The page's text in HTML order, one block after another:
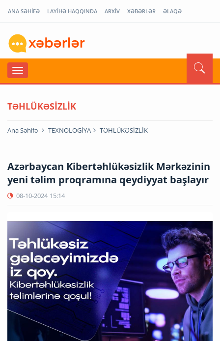
ANA SƏHİFƏ LAYİHƏ HAQQINDA ARXİV XƏBƏRLƏR ƏLAQƏ
TƏHLÜKƏSİZLİK
Ana Səhifə TEXNOLOGİYA TƏHLÜKƏSİZLİK
Azərbaycan Kibertəhlükəsizlik Mərkəzinin
yeni təlim proqramına qeydiyyat başlayır
08-10-2024 15:14